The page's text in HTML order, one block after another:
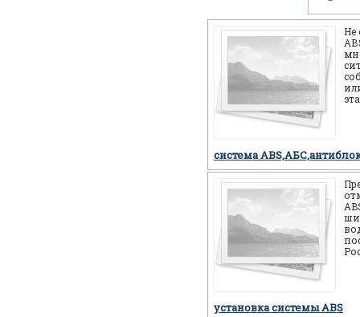
Не
система
установка системы ABS